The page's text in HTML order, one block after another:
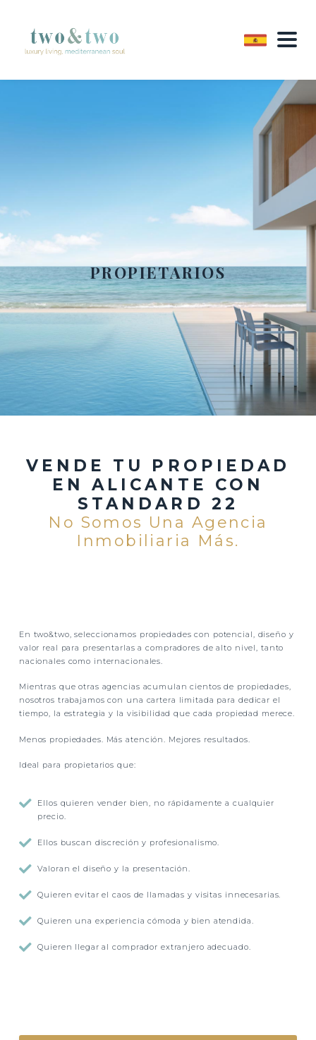
PROPIETARIOS
VENDE TU PROPIEDAD
EN ALICANTE CON
STANDARD 22
No Somos Una Agencia
Inmobiliaria Más.
En two&two, seleccionamos propiedades con potencial, diseño y
valor real para presentarlas a compradores de alto nivel, tanto
nacionales como internacionales.
Mientras que otras agencias acumulan cientos de propiedades,
nosotros trabajamos con una cartera limitada para dedicar el
tiempo, la estrategia y la visibilidad que cada propiedad merece.
Menos propiedades. Más atención. Mejores resultados.
Ideal para propietarios que:

Ellos quieren vender bien, no rápidamente a cualquier
precio.
 Ellos buscan discreción y profesionalismo.
 Valoran el diseño y la presentación.
 Quieren evitar el caos de llamadas y visitas innecesarias.
 Quieren una experiencia cómoda y bien atendida.
 Quieren llegar al comprador extranjero adecuado.